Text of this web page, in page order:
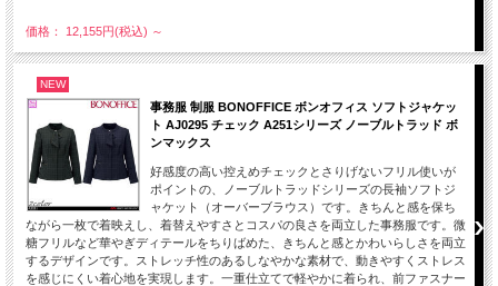
価格： 12,155円(税込) ～
NEW
事務服 制服 BONOFFICE ボンオフィス ソフトジャケッ
ト AJ0295 チェック A251シリーズ ノーブルトラッド ボ
ンマックス
好感度の高い控えめチェックとさりげないフリル使いが
ポイントの、ノーブルトラッドシリーズの長袖ソフトジ
ャケット（オーバーブラウス）です。きちんと感を保ち
ながら一枚で着映えし、着替えやすさとコスパの良さを両立した事務服です。微
糖フリルなど華やぎディテールをちりばめた、きちんと感とかわいらしさを両立
するデザインです。ストレッチ性のあるしなやかな素材で、動きやすくストレス
を感じにくい着心地を実現します。一重仕立てで軽やかに着られ、前ファスナー